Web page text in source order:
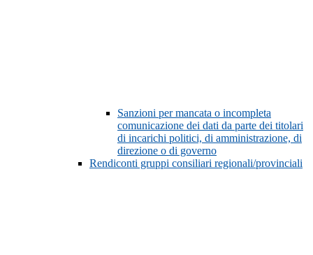
Sanzioni per mancata o incompleta
comunicazione dei dati da parte dei titolari
di incarichi politici, di amministrazione, di
direzione o di governo
Rendiconti gruppi consiliari regionali/provinciali